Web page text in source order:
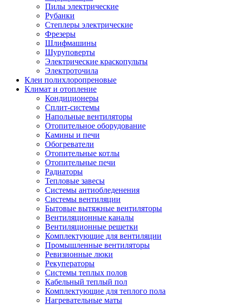
Пилы электрические
Рубанки
Степлеры электрические
Фрезеры
Шлифмашины
Шуруповерты
Электрические краскопульты
Электроточила
Клеи полихлоропреновые
Климат и отопление
Кондиционеры
Сплит-системы
Напольные вентиляторы
Отопительное оборудование
Камины и печи
Обогреватели
Отопительные котлы
Отопительные печи
Радиаторы
Тепловые завесы
Системы антиобледенения
Системы вентиляции
Бытовые вытяжные вентиляторы
Вентиляционные каналы
Вентиляционные решетки
Комплектующие для вентиляции
Промышленные вентиляторы
Ревизионные люки
Рекуператоры
Системы теплых полов
Кабельный теплый пол
Комплектующие для теплого пола
Нагревательные маты